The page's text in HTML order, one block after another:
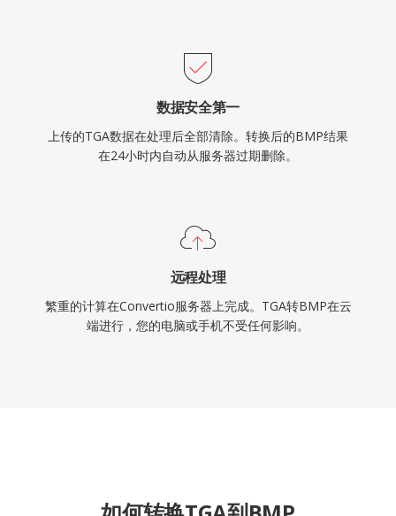
数据安全第一
上传的TGA数据在处理后全部清除。转换后的BMP结果
在24小时内自动从服务器过期删除。
远程处理
繁重的计算在Convertio服务器上完成。TGA转BMP在云
端进行，您的电脑或手机不受任何影响。